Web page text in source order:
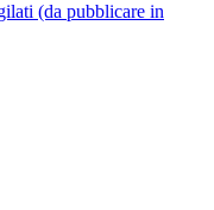
(da pubblicare in